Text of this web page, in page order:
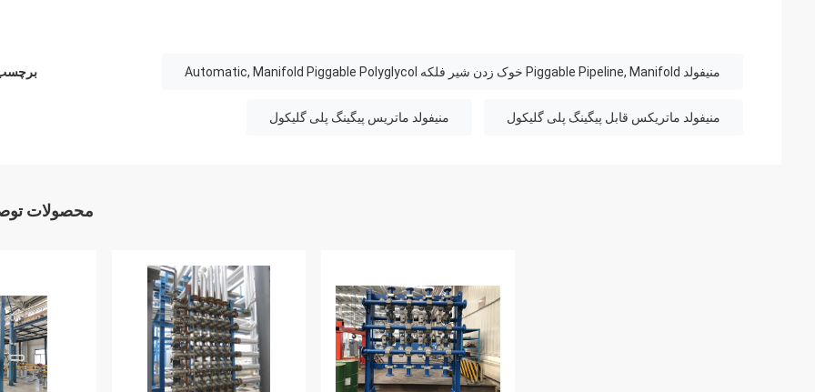
منیفولد Piggable Pipeline, Manifold خوک زدن شیر فلکه Automatic, Manifold Piggable Polyglycol
منیفولد ماتریکس قابل پیگینگ پلی گلیکول منیفولد ماتریس پیگینگ پلی گلیکول
محصولات